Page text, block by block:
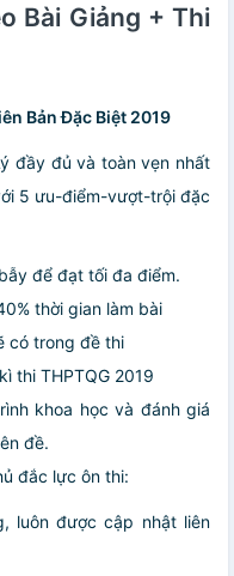
Bài Giảng + Thi
Bản Đặc Biệt 2019
đầy đủ và toàn vẹn nhất
5 ưu-điểm-vượt-trội đặc
để đạt tối đa điểm.
thời gian làm bài
có trong đề thi
thi THPTQG 2019
khoa học và đánh giá
đề.
đắc lực ôn thi:
luôn được cập nhật liên